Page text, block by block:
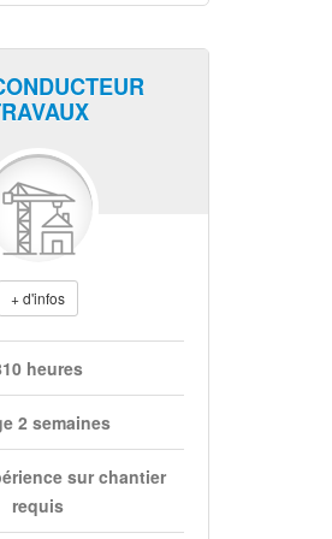
+ d'infos
heures
2 semaines
sur chantier
requis